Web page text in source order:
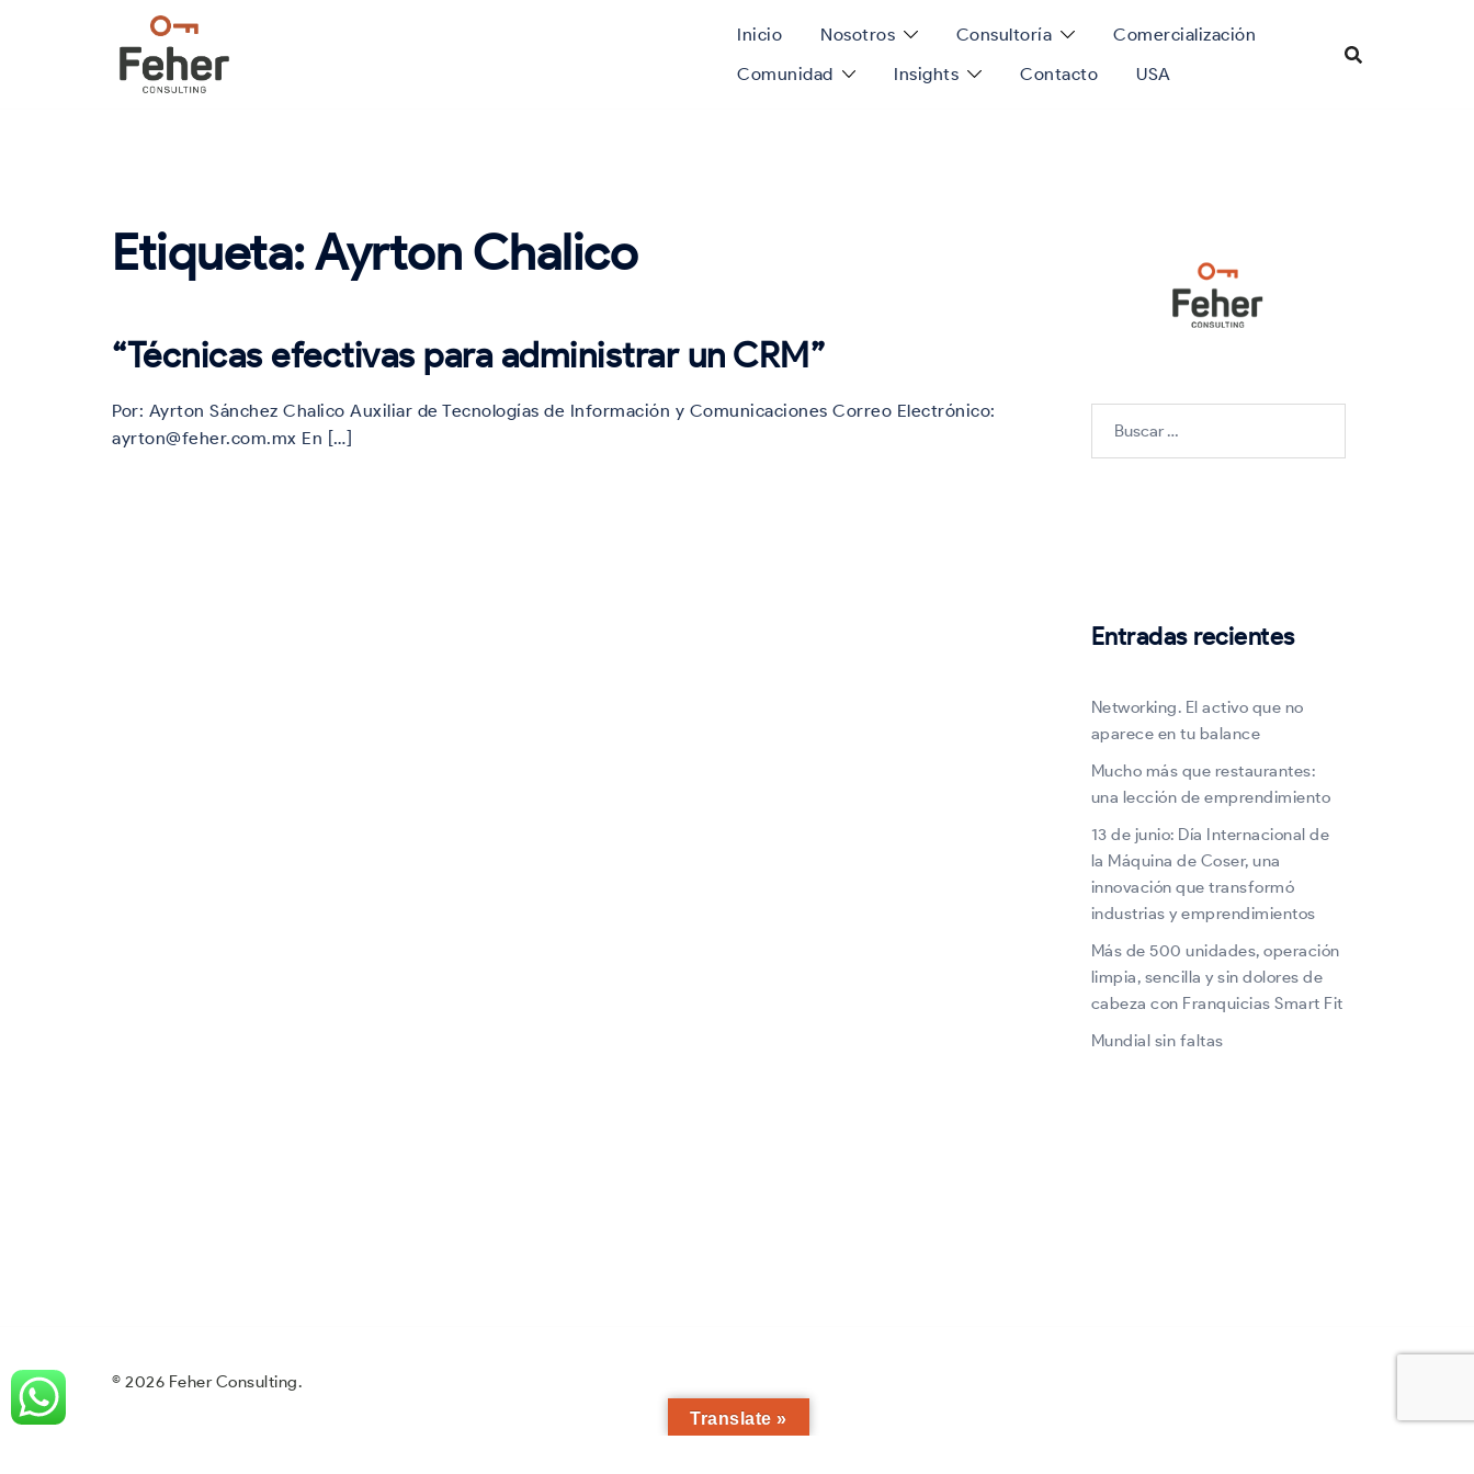
Inicio Nosotros Consultoría
Comercialización
Comunidad
Insights Contacto USA
Etiqueta:Ayrton Chalico
“Técnicas efectivas para administrar un CRM”
Por: Ayrton Sánchez Chalico Auxiliar de Tecnologías de Información y Comunicaciones Correo Electrónico:
ayrton@feher.com.mx En […]
Entradas recientes
Networking. El activo que no
aparece en tu balance
Mucho más que restaurantes:
una lección de emprendimiento
13 de junio: Día Internacional de
la Máquina de Coser, una
innovación que transformó
industrias y emprendimientos
Más de 500 unidades, operación
limpia, sencilla y sin dolores de
cabeza con Franquicias Smart Fit
Mundial sin faltas
© 2026 Feher Consulting.
Translate »